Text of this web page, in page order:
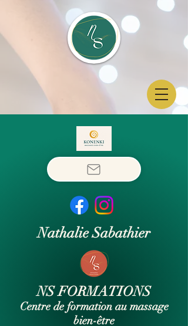
Nathalie Sabathier
NS FORMATIONS
Centre de formation au massage
bien-être